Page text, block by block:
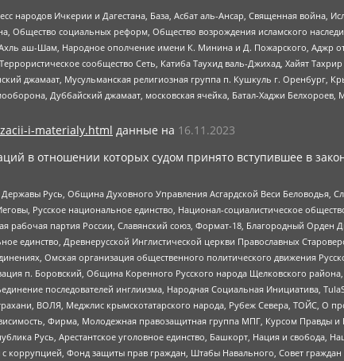
Ичкерии и Дагестана, База, Асбат аль-Ансар, Священная война,
Общество социальных реформ, Общество возрождения исламского
аш-Шам, Народное ополчение имени К. Минина и Д. Пожарского, Аджр
сообщество Сеть, Катиба Таухид валь-Джихад, Хайят
джамаат, Мусульманская религиозная группа п. Кушкуль г. Оренбург,
Дуббайский джамаат, московская ячейка, Батал-Хаджи
i-materialy.html данные на 16.11.2023
в отношении которых судом принято вступившее в
Русь, Община Духовного Управления Асгардской Веси
Русское национальное единство, Национал-социалистическое
рабочая партия России, Славянский союз, Формат-18, Благородный
единство, Древнерусской Инглистической церкви Православных
Омская организация общественного политического движения
п. Боровский, Община Коренного Русского народа Щелковского
последователей инглиизма, Народная Социальная Инициатива,
ВОЛЯ, Меджлис крымскотатарского народа, Рубеж Севера, ТОЙС, О
Фирма, Молодежная правозащитная группа МПГ, Курсом Правды и
Русь, Арестантское уголовное единство, Башкорт, Нация и свобода,
Фонд защиты прав граждан, Штабы Навального, Совет граждан